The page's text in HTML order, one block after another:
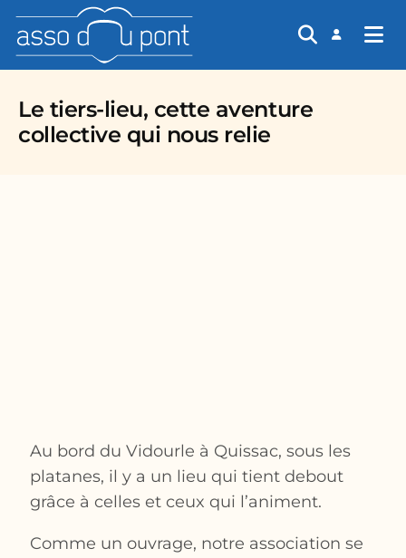
Le tiers-lieu, cette aventure
collective qui nous relie
Au bord du Vidourle à Quissac, sous les
platanes, il y a un lieu qui tient debout
grâce à celles et ceux qui l’animent.
Comme un ouvrage, notre association se